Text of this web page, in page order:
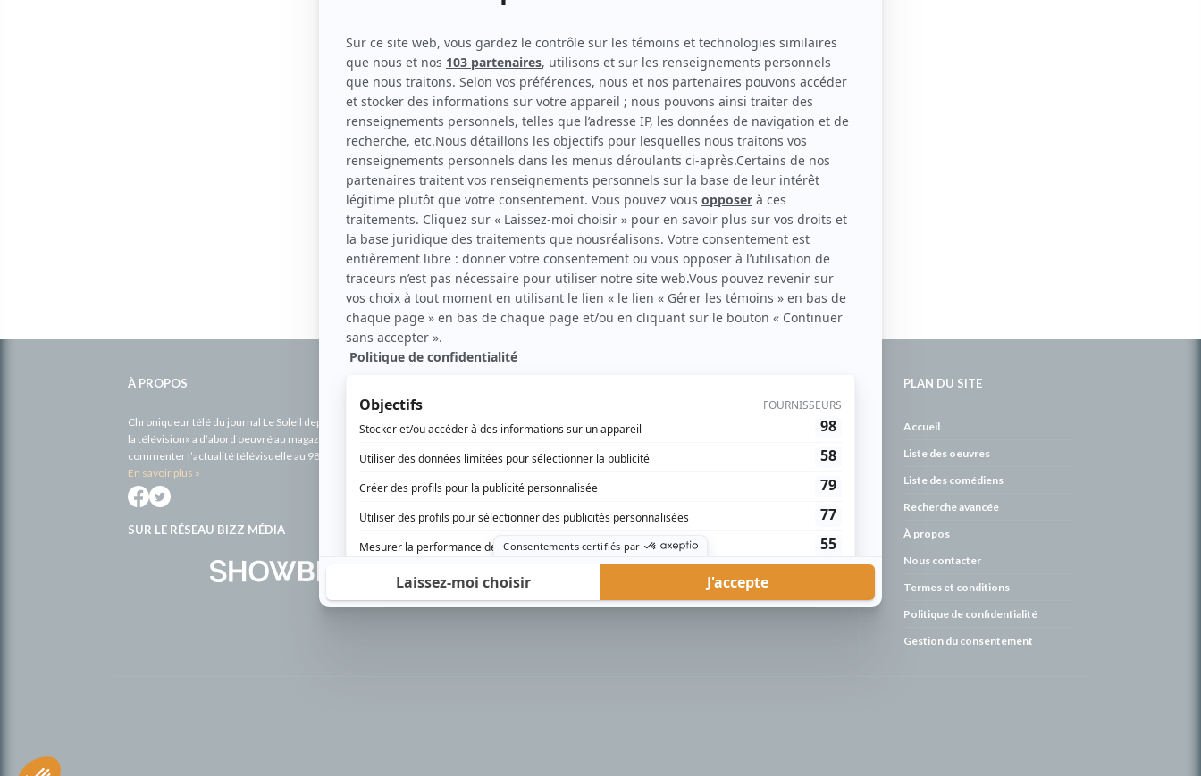
Féminin pluriel(Rôle inconnu)
Chez Denise(Mme Lalancette)
Scénario: Rose et Henri(Rose)
Grand-papa( Céline)
Chère Isabelle
Mère d'Isabelle
Quelle famille!(Mignonne)
Au milieu de la course de notre vie(Rôle inconnu)
Le petit monde du Père Gédéon (Amélie Plouffe )
En haut de la pente douce(Amélie Chevalier )
À PROPOS
Chroniqueur télé du journal Le Soleil depuis 2001, Richard Therrien carbure à son petit écran. Celui qu’on surnomme parfois «l’encyclopédie de
la télévision» a d’abord oeuvré au magazine TV Hebdo de 1996 à 2001. Sa spécialité: la télé québécoise. On peut l’entendre régulièrement
commenter l’actualité télévisuelle au 98,5.
En savoir plus »
SUR LE RÉSEAU BIZZ MÉDIA
PLAN DU SITE
Accueil
Liste des oeuvres
Liste des comédiens
Recherche avancée
À propos
Nous contacter
Termes et conditions
Politique de confidentialité
Gestion du consentement